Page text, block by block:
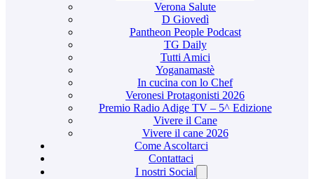
Verona Salute
D Giovedì
Pantheon People Podcast
TG Daily
Tutti Amici
Yoganamastè
In cucina con lo Chef
Veronesi Protagonisti 2026
Premio Radio Adige TV – 5^ Edizione
Vivere il Cane
Vivere il cane 2026
Come Ascoltarci
Contattaci
I nostri Social